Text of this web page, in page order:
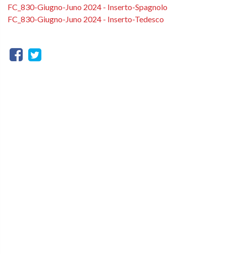
FC_830-Giugno-Juno 2024 - Inserto-Spagnolo
FC_830-Giugno-Juno 2024 - Inserto-Tedesco